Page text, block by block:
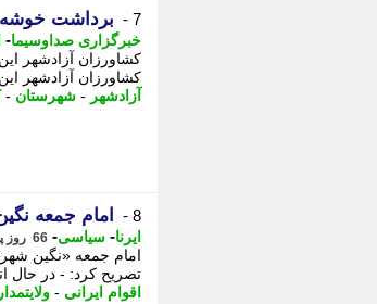
7 - برداشت خوشه
خبرگزاری صداوسیما-
کشاورزان آزادشهر این روز ها
آزادشهر - شهرستان -
8 - امام جمعه
ایرنا- سیاسی- 66 روز پیش - چهارشنبه 13 خرداد 1405، 08:40
امام جمعه «نگین شهر»
تصریح کرد: - در ﺣﺎل
اقوام ایرانی -